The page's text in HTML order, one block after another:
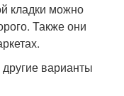
кладки можно
Также они
варианты